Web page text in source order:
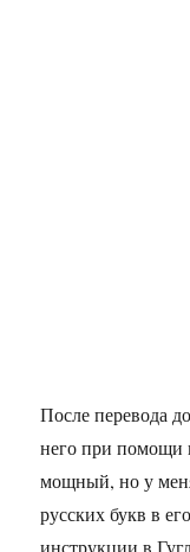
После перевода
него при помощи
мощный, но у
русских букв в
инструкции в